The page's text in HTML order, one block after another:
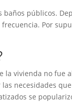
públicos.
Por
vivienda no fue
necesidades
se